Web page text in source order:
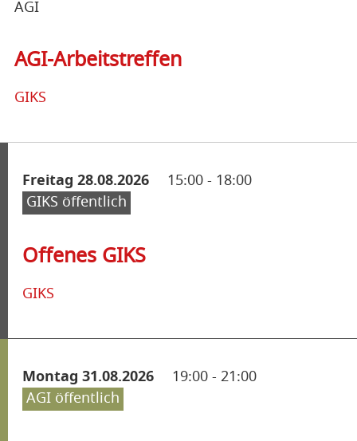
AGI
AGI-Arbeitstreffen
GIKS
Freitag 28.08.2026 15:00 - 18:00
GIKS öffentlich
Offenes GIKS
GIKS
Montag 31.08.2026 19:00 - 21:00
AGI öffentlich